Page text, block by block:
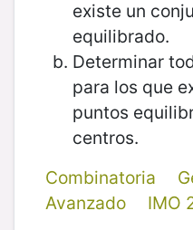
existe un
equilibrado.
Determinar
para los que
puntos
centros.
Combinatoria
Avanzado
IMO